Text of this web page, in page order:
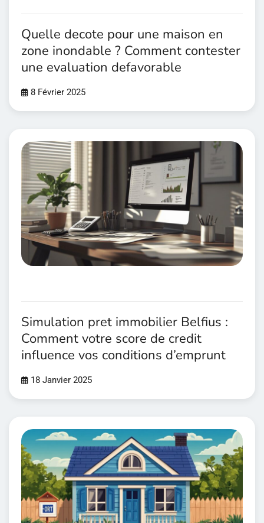
Quelle decote pour une maison en
zone inondable ? Comment contester
une evaluation defavorable
8 Février 2025
Simulation pret immobilier Belfius :
Comment votre score de credit
influence vos conditions d’emprunt
18 Janvier 2025